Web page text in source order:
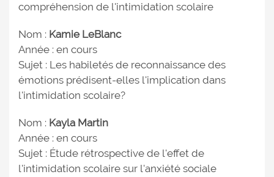
compréhension de l'intimidation scolaire
Nom : Kamie LeBlanc
Année : en cours
Sujet : Les habiletés de reconnaissance des
émotions prédisent-elles l'implication dans
l'intimidation scolaire?
Nom : Kayla Martin
Année : en cours
Sujet : Étude rétrospective de l'effet de
l'intimidation scolaire sur l'anxiété sociale